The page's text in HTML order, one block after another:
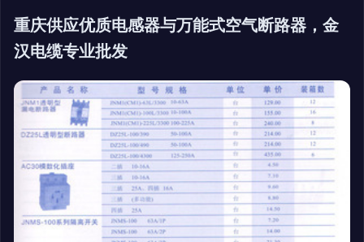
重庆供应优质电感器与万能式空气断路器，金
汉电缆专业批发